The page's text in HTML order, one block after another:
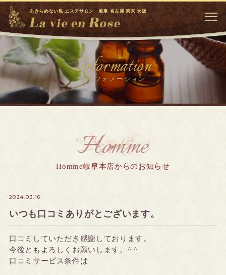
あきらめない私 エステサロン 岐阜 名古屋 東京 大阪
Information
インフォメーション
Homme
Homme岐阜本店からのお知らせ
2024.03.16
いつも口コミありがとございます。
口コミしていただき感謝しております。
今後ともよろしくお願いします。^ ^
口コミサービス条件は